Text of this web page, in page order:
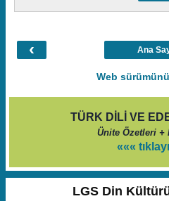
‹ Ana
Web
TÜRK DİLİ VE
Ünite Özetleri +
«««
LGS Din